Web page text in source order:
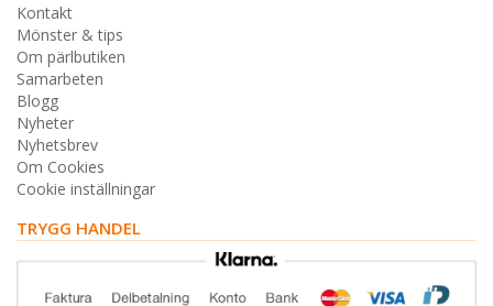
Kontakt
Mönster & tips
Om pärlbutiken
Samarbeten
Blogg
Nyheter
Nyhetsbrev
Om Cookies
Cookie inställningar
TRYGG HANDEL